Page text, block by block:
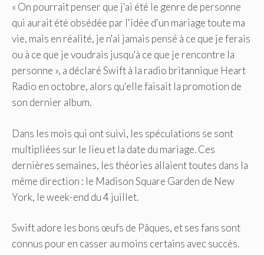
« On pourrait penser que j'ai été le genre de personne
qui aurait été obsédée par l'idée d'un mariage toute ma
vie, mais en réalité, je n'ai jamais pensé à ce que je ferais
ou à ce que je voudrais jusqu'à ce que je rencontre la
personne », a déclaré Swift à la radio britannique Heart
Radio en octobre, alors qu'elle faisait la promotion de
son dernier album.
Dans les mois qui ont suivi, les spéculations se sont
multipliées sur le lieu et la date du mariage. Ces
dernières semaines, les théories allaient toutes dans la
même direction : le Madison Square Garden de New
York, le week-end du 4 juillet.
Swift adore les bons œufs de Pâques, et ses fans sont
connus pour en casser au moins certains avec succès.